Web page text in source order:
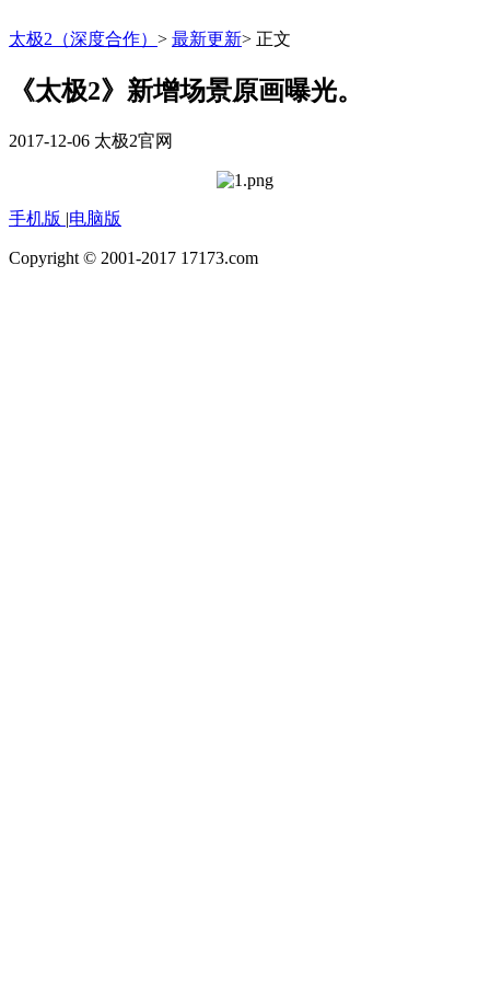
太极2（深度合作） > 最新更新> 正文
《太极2》新增场景原画曝光。
2017-12-06 太极2官网
手机版 |电脑版
Copyright © 2001-2017 17173.com